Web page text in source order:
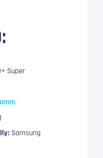
Super
Samsung